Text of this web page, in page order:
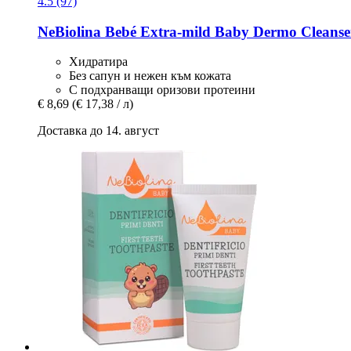
NeBiolina Bebé Extra-​mild Baby Dermo
Хидратира
Без сапун и нежен към кожата
С подхранващи оризови протеини
€ 8,69 (€ 17,38 / л)
Доставка до 14. август